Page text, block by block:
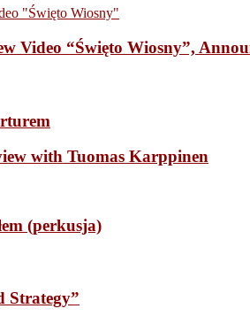
Video “Święto Wiosny”,
with Tuomas Karppinen
(perkusja)
Strategy”